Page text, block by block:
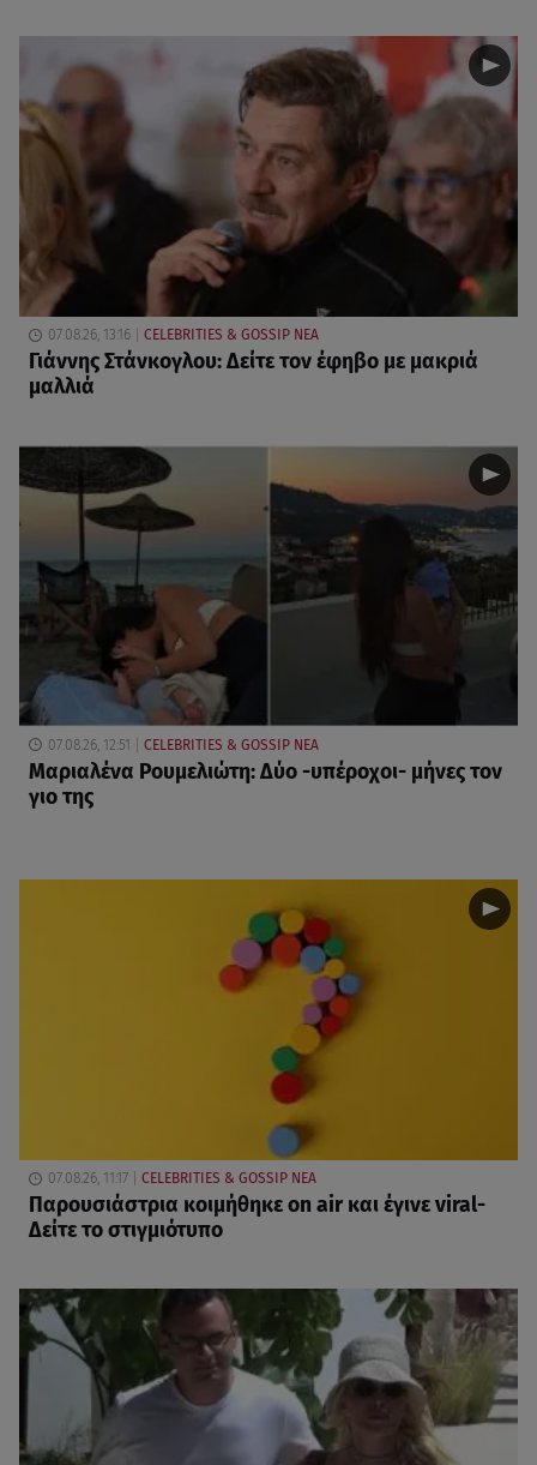
07.08.26, 13:16 CELEBRITIES & GOSSIP ΝΕΑ
Γιάννης Στάνκογλου: Δείτε τον έφηβο με μακριά
μαλλιά
07.08.26, 12:51 CELEBRITIES & GOSSIP ΝΕΑ
Μαριαλένα Ρουμελιώτη: Δύο -υπέροχοι- μήνες τον
γιο της
07.08.26, 11:17 CELEBRITIES & GOSSIP ΝΕΑ
Παρουσιάστρια κοιμήθηκε on air και έγινε viral-
Δείτε το στιγμιότυπο